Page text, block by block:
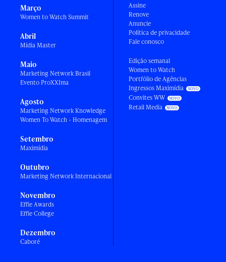
Março
Women to Watch Summit
Abril
Mídia Master
Maio
Marketing Network Brasil
Evento ProXXIma
Agosto
Marketing Network Knowledge
Women To Watch - Homenagem
Setembro
Maximídia
Outubro
Marketing Network Internacional
Novembro
Effie Awards
Effie College
Dezembro
Caboré
Assine
Renove
Anuncie
Política de privacidade
Fale conosco
Edição semanal
Women to Watch
Portfólio de Agências
Ingressos Maximídia
Convites WW
Retail Media